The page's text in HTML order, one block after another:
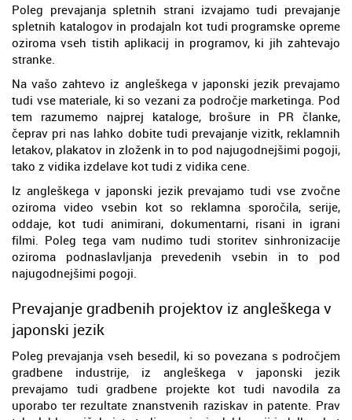
Poleg prevajanja spletnih strani izvajamo tudi prevajanje
spletnih katalogov in prodajaln kot tudi programske opreme
oziroma vseh tistih aplikacij in programov, ki jih zahtevajo
stranke.
Na vašo zahtevo iz angleškega v japonski jezik prevajamo
tudi vse materiale, ki so vezani za področje marketinga. Pod
tem razumemo najprej kataloge, brošure in PR članke,
čeprav pri nas lahko dobite tudi prevajanje vizitk, reklamnih
letakov, plakatov in zloženk in to pod najugodnejšimi pogoji,
tako z vidika izdelave kot tudi z vidika cene.
Iz angleškega v japonski jezik prevajamo tudi vse zvočne
oziroma video vsebin kot so reklamna sporočila, serije,
oddaje, kot tudi animirani, dokumentarni, risani in igrani
filmi. Poleg tega vam nudimo tudi storitev sinhronizacije
oziroma podnaslavljanja prevedenih vsebin in to pod
najugodnejšimi pogoji.
Prevajanje gradbenih projektov iz angleškega v
japonski jezik
Poleg prevajanja vseh besedil, ki so povezana s področjem
gradbene industrije, iz angleškega v japonski jezik
prevajamo tudi gradbene projekte kot tudi navodila za
uporabo ter rezultate znanstvenih raziskav in patente. Prav